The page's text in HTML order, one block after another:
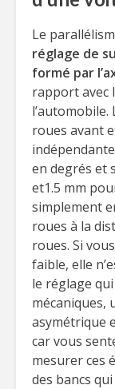
Le
réglage de
formé par
rapport avec
roues avant
en degrés et
et1.5 mm
simplement
roues à la
roues. Si
faible, elle
le réglage
mécaniques,
asymétrique
car vous
mesurer ces
des bancs